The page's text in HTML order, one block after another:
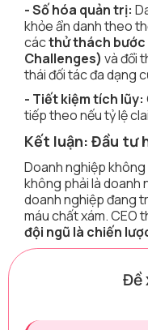
- Số hóa quản trị:
khỏe ẩn danh theo
cácthử thách bước
Challenges) và đổi
thái đối tác đa dạng
- Tiết kiệm tích lũy:
tiếp theo nếu tỷ lệ
Kết luận: Đầu tư
Doanh nghiệp
không phải là doanh
doanh nghiệp đang
máu chất xám. CEO
đội ngũ là chiến
Đề